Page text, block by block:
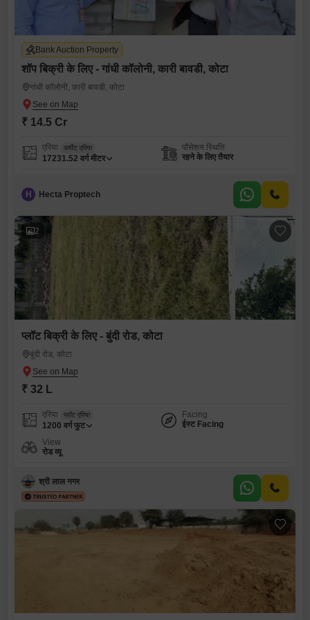
Bank Auction Property
शॉप बिक्री के लिए - गांधी कॉलोनी, कारी बावडी, कोटा
गांधी कॉलोनी, कारी बावडी, कोटा
₹ 14.5 Cr
एरिया कार्पेट एरिया
17231.52 वर्ग मीटर
पॉसेशन स्थिति
रहने के लिए तैयार
H Hecta Proptech
2
प्लॉट बिक्री के लिए - बुंदी रोड, कोटा
बुंदी रोड, कोटा
₹ 32 L
एरिया प्लॉट एरिया
1200 वर्ग फुट
Facing
ईस्ट Facing
View
रोड व्यू
श्री लाल नगर